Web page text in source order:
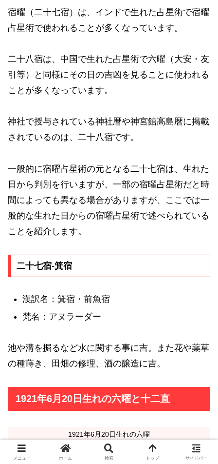
宿曜（二十七宿）は、インドで生れた占星術で宿曜
占星術で使われることが多くなっています。
二十八宿は、中国で生れた占星術で六曜（大安・友
引等）と同様にその日の吉凶を見ることに使われる
ことが多くなっています。
神社で授与されている神社暦や神宮館高島暦に掲載
されているのは、二十八宿です。
一般的に宿曜占星術の元となる二十七宿は、生れた
日から判別を行いますが、一部の宿曜占星術だと時
間によっても異なる場合がありますが、ここでは一
般的な生れた日からの宿曜占星術で述べられている
ことを紹介します。
二十七宿-箕宿
漢訳名：箕宿・前魚宿
梵名：アヌラーダー
池や溝を掘るなど水に関する事に吉。また花や薬草
の種蒔き、田畑の修理、酒の醸造に吉。
1921年6月20日生れの六曜と十二直
1921年6月20日生れの六曜
先勝
メニュー ホーム 検索 トップ サイドバー